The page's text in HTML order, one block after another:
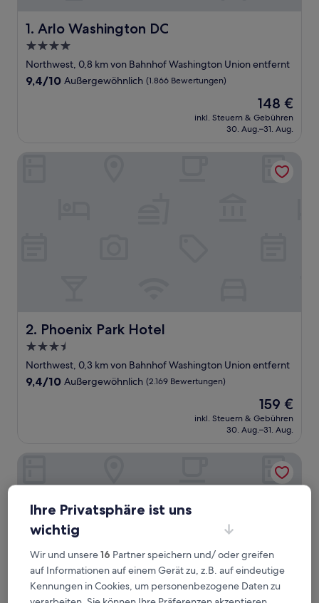
1. Arlo Washington DC
Arlo Washington DC
4.0-
Sterne-
Unterkunft
Northwest, 0,8 km von Bahnhof Washington Union entfernt
9.4
9,4/10 Außergewöhnlich (1.866 Bewertungen)
Der
Preis
beträgt
148 €
inkl. Steuern & Gebühren
30. Aug.–31. Aug.
2. Phoenix Park Hotel
Phoenix Park Hotel
3.5-
Sterne-
Unterkunft
Northwest, 0,3 km von Bahnhof Washington Union entfernt
9.4
9,4/10 Außergewöhnlich (2.169 Bewertungen)
Der
Preis
beträgt
159 €
inkl. Steuern & Gebühren
30. Aug.–31. Aug.
Ihre Privatsphäre ist uns
wichtig
Wir und unsere16 Partner speichern und/ oder greifen
auf Informationen auf einem Gerät zu, z.B. auf eindeutige
Kennungen in Cookies, um personenbezogene Daten zu